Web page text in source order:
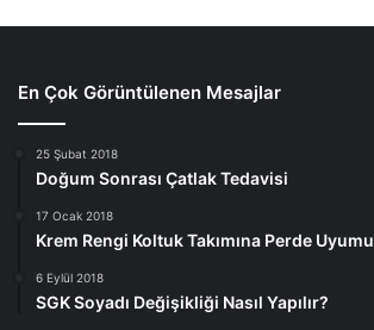
En Çok Görüntülenen Mesajlar
25 Şubat 2018
Doğum Sonrası Çatlak Tedavisi
17 Ocak 2018
Krem Rengi Koltuk Takımına Perde Uyumu
6 Eylül 2018
SGK Soyadı Değişikliği Nasıl Yapılır?